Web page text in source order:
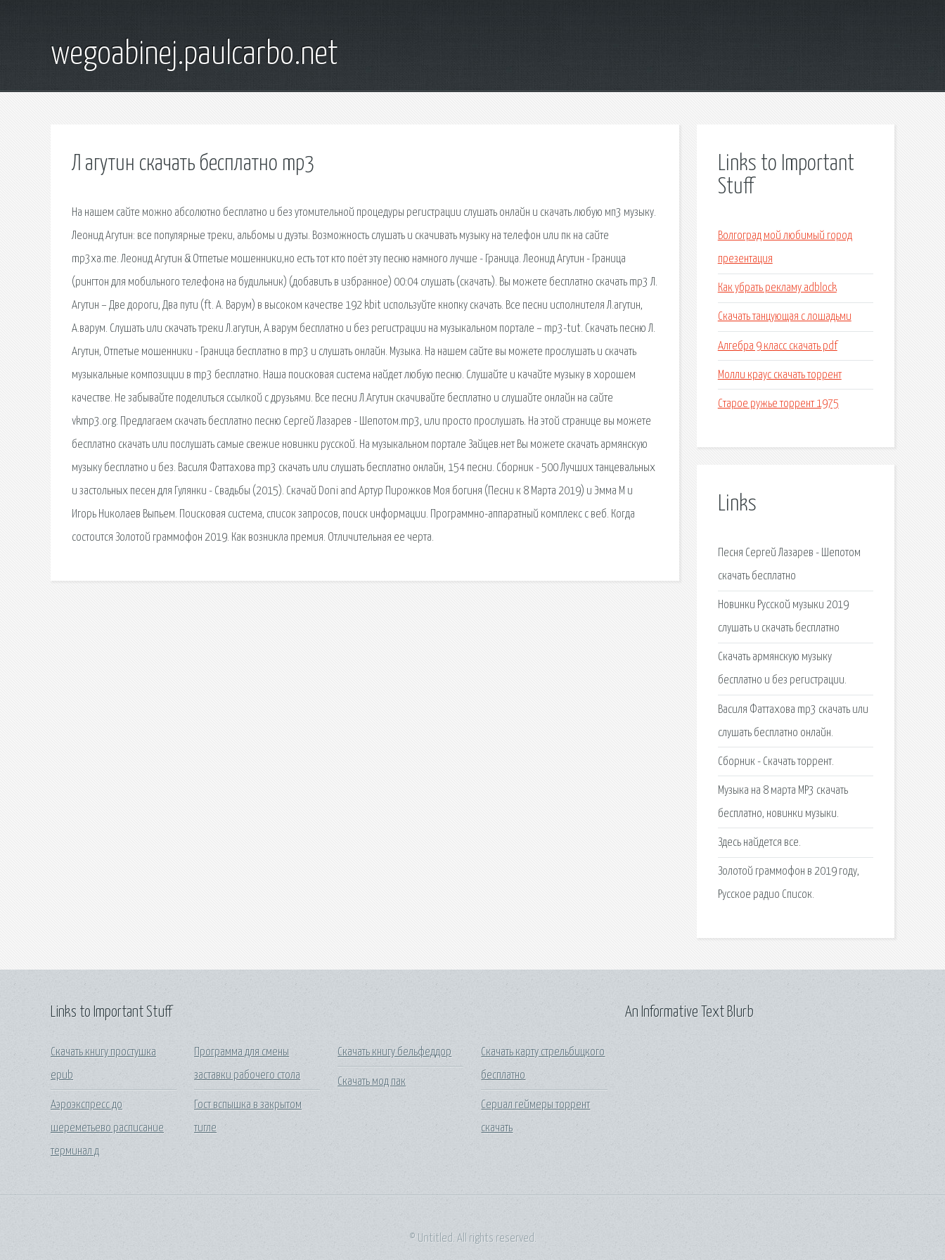
wegoabinej.paulcarbo.net
Л агутин скачать бесплатно mp3
На нашем сайте можно абсолютно бесплатно и без утомительной процедуры регистрации слушать онлайн и скачать любую мп3 музыку.
Леонид Агутин: все популярные треки, альбомы и дуэты. Возможность слушать и скачивать музыку на телефон или пк на сайте
mp3xa.me. Леонид Агутин & Отпетые мошенники,но есть тот кто поёт эту песню намного лучше - Граница. Леонид Агутин - Граница
(рингтон для мобильного телефона на будильник) (добавить в избранное) 00:04 слушать (скачать). Вы можете бесплатно скачать mp3 Л.
Агутин – Две дороги, Два пути (ft. А. Варум) в высоком качестве 192 kbit используйте кнопку скачать. Все песни исполнителя Л.агутин,
А.варум. Слушать или скачать треки Л.агутин, А.варум бесплатно и без регистрации на музыкальном портале – mp3-tut. Скачать песню Л.
Агутин, Отпетые мошенники - Граница бесплатно в mp3 и слушать онлайн. Музыка. На нашем сайте вы можете прослушать и скачать
музыкальные композиции в mp3 бесплатно. Наша поисковая система найдет любую песню. Слушайте и качайте музыку в хорошем
качестве. Не забывайте поделиться ссылкой с друзьями. Все песни Л.Агутин скачивайте бесплатно и слушайте онлайн на сайте
vkmp3.org. Предлагаем скачать бесплатно песню Сергей Лазарев - Шепотом.mp3, или просто прослушать. На этой странице вы можете
бесплатно скачать или послушать самые свежие новинки русской. На музыкальном портале Зайцев.нет Вы можете скачать армянскую
музыку бесплатно и без. Василя Фаттахова mp3 скачать или слушать бесплатно онлайн, 154 песни. Сборник - 500 Лучших танцевальных
и застольных песен для Гулянки - Свадьбы (2015). Скачай Doni and Артур Пирожков Моя богиня (Песни к 8 Марта 2019) и Эмма М и
Игорь Николаев Выпьем. Поисковая сиcтема, список запросов, поиск информации. Программно-аппаратный комплекс с веб. Когда
состоится Золотой граммофон 2019. Как возникла премия. Отличительная ее черта.
Links to Important
Stuff
Волгоград мой любимый город
презентация
Как убрать рекламу adblock
Скачать танцующая с лошадьми
Алгебра 9 класс скачать pdf
Молли краус скачать торрент
Старое ружье торрент 1975
Links
Песня Сергей Лазарев - Шепотом
скачать бесплатно
Новинки Русской музыки 2019
слушать и скачать бесплатно
Скачать армянскую музыку
бесплатно и без регистрации.
Василя Фаттахова mp3 скачать или
слушать бесплатно онлайн.
Сборник - Скачать торрент.
Музыка на 8 марта MP3 скачать
бесплатно, новинки музыки.
Здесь найдется все.
Золотой граммофон в 2019 году,
Русское радио Список.
Links to Important Stuff
Скачать книгу простушка
epub
Аэроэкспресс до
шереметьево расписание
терминал д
Программа для смены
заставки рабочего стола
Гост вспышка в закрытом
тигле
Скачать книгу бельфеддор
Скачать мод пак
Скачать карту стрельбицкого
бесплатно
Сериал геймеры торрент
скачать
An Informative Text Blurb
© Untitled. All rights reserved.